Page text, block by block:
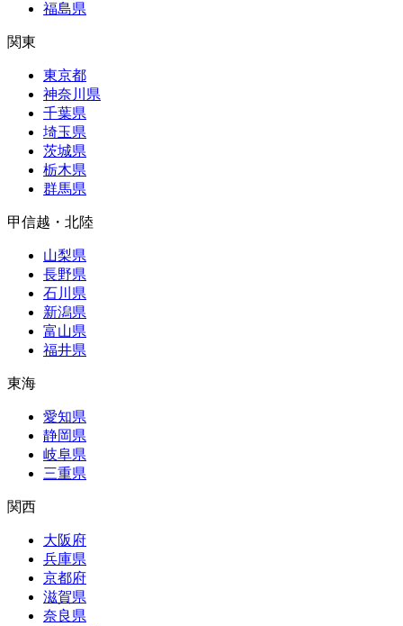
福島県
関東
東京都
神奈川県
千葉県
埼玉県
茨城県
栃木県
群馬県
甲信越・北陸
山梨県
長野県
石川県
新潟県
富山県
福井県
東海
愛知県
静岡県
岐阜県
三重県
関西
大阪府
兵庫県
京都府
滋賀県
奈良県